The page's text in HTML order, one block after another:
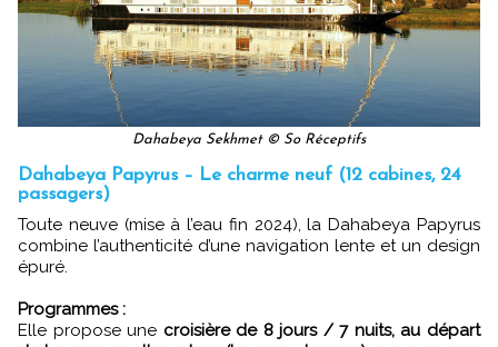
Dahabeya Sekhmet © So Réceptifs
Dahabeya Papyrus – Le charme neuf (12 cabines, 24
passagers)
Toute neuve (mise à l’eau fin 2024), la Dahabeya Papyrus
combine l’authenticité d’une navigation lente et un design
épuré.
Programmes :
Elle propose une croisière de 8 jours / 7 nuits, au départ